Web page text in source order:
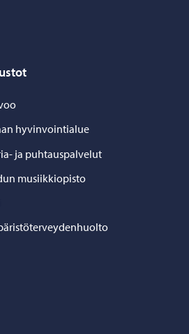
hyvinvointialue
ja puhtauspalvelut
musiikkiopisto